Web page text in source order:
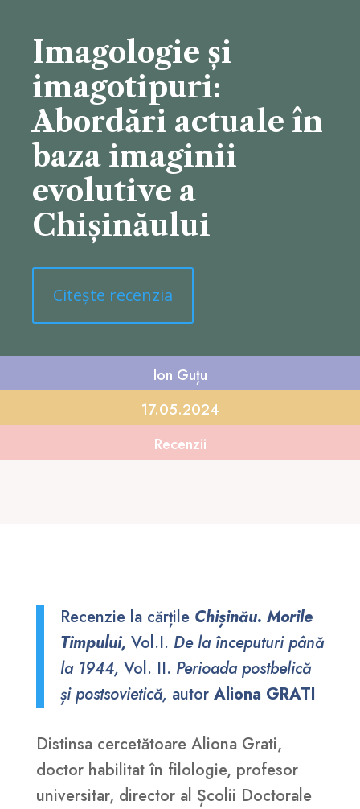
Imagologie și
imagotipuri:
Abordări actuale în
baza imaginii
evolutive a
Chișinăului
Citește recenzia
Ion Guțu
17.05.2024
Recenzii
Recenzie la cărțile Chișinău. Morile
Timpului, Vol.I. De la începuturi până
la 1944, Vol. II. Perioada postbelică
și postsovietică, autor Aliona GRATI
Distinsa cercetătoare Aliona Grati,
doctor habilitat în filologie, profesor
universitar, director al Școlii Doctorale